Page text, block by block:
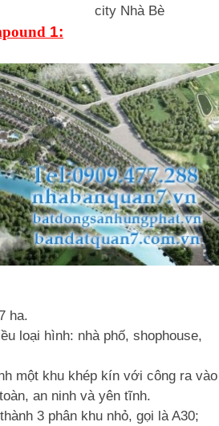
city Nhà Bè
1:
ha.
loại hình: nhà phố, shophouse,
một khu khép kín với công ra vào
an ninh và yên tĩnh.
3 phân khu nhỏ, gọi là A30;